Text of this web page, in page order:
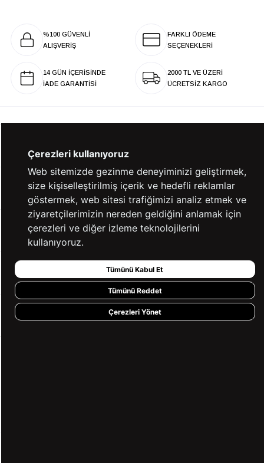
%100 GÜVENLİ
ALIŞVERİŞ
FARKLI ÖDEME
SEÇENEKLERİ
14 GÜN İÇERİSİNDE
İADE GARANTİSİ
2000 TL VE ÜZERİ
ÜCRETSİZ KARGO
KATEGORİLER
YARDIM
BİZE ULAŞIN
HIZLI ERİŞİM
Çerezleri kullanıyoruz
Web sitemizde gezinme deneyiminizi geliştirmek,
size kişiselleştirilmiş içerik ve hedefli reklamlar
göstermek, web sitesi trafiğimizi analiz etmek ve
ziyaretçilerimizin nereden geldiğini anlamak için
çerezleri ve diğer izleme teknolojilerini
kullanıyoruz.
Tümünü Kabul Et
Tümünü Reddet
Çerezleri Yönet